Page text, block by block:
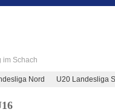
im Schach
Nord U20 Landesliga